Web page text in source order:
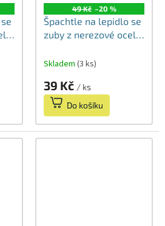
49 Kč –20 %
Špachtle na lepidlo se
zuby z nerezové oceli
Skladem (3 ks)
39 Kč / ks
Do košíku